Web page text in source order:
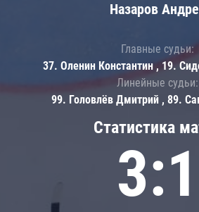
Статистика
3:1
Назаров
Главные судьи:
37. Оленин Константин , 19.
Линейные судьи:
99. Головлёв Дмитрий , 89.